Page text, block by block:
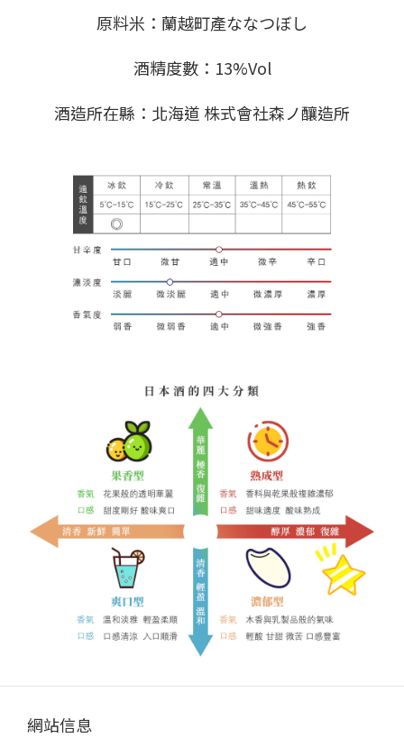
原料米：蘭越町產ななつぼし
酒精度數：13%Vol
酒造所在縣：北海道 株式會社森ノ釀造所
網站信息